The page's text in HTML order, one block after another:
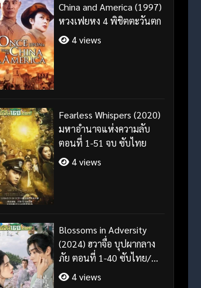
China and America (1997)
หวงเฟยหง 4 พิชิตตะวันตก
4 views
Fearless Whispers (2020)
มหาอำนาจแห่งความลับ
ตอนที่ 1-51 จบ ซับไทย
4 views
Blossoms in Adversity
(2024) ฮวาจื่อ บุปผากลาง
ภัย ตอนที่ 1-40 ซับไทย/
พากย์ไทย
4 views